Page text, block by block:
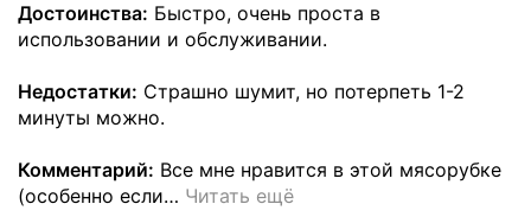
Достоинства: Быстро, очень проста в
использовании и обслуживании.
Недостатки: Страшно шумит, но потерпеть 1-2
минуты можно.
Комментарий: Все мне нравится в этой мясорубке
(особенно если… Читать ещё